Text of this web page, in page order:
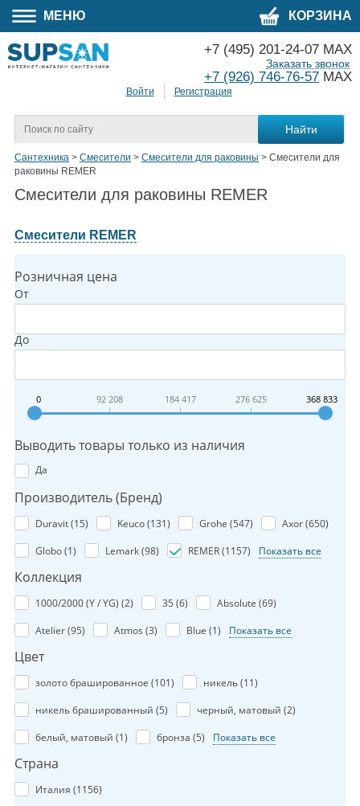
МЕНЮ КОРЗИНА
Войти Регистрация
+7 (495) 201-24-07 MAX
+7 (926) 746-76-57 MAX
Заказать звонок
Сантехника > Смесители > Смесители для раковины > Смесители для
раковины REMER
Смесители для раковины REMER
Смесители REMER
Розничная цена
От
До
0 92 208 184 417 276 625 368 833
Выводить товары только из наличия
Да
Производитель (Бренд)
Duravit (15) Keuco (131) Grohe (547) Axor (650)
Globo (1) Lemark (98) REMER (1157) Показать все
Коллекция
1000/2000 (Y / YG) (2) 35 (6) Absolute (69)
Atelier (95) Atmos (3) Blue (1) Показать все
Цвет
золото брашированное (101) никель (11)
никель брашированный (5) черный, матовый (2)
белый, матовый (1) бронза (5) Показать все
Страна
Италия (1156)